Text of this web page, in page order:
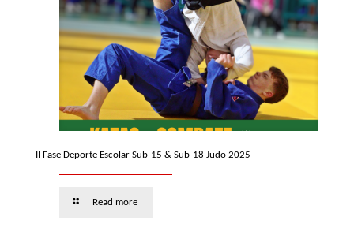
II Fase Deporte Escolar Sub-15 & Sub-18 Judo 2025
Read more